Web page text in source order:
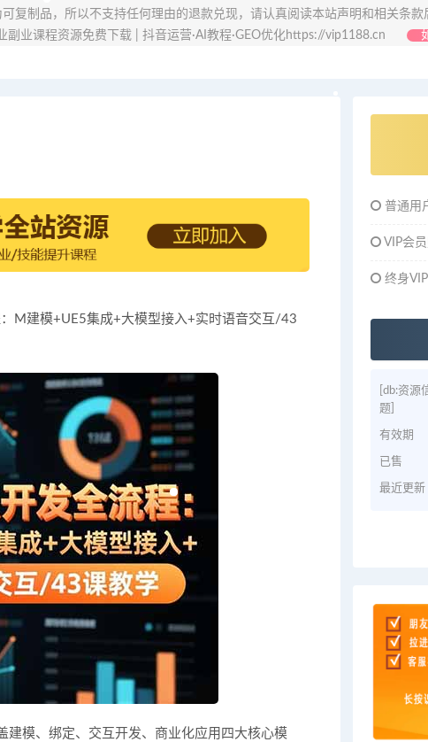
复制品，所以不支持任何理由的退款兑现，请认真阅读本站声明和相关条
副业课程资源免费下载 | 抖音运营·AI教程·GEO优化https://vip1188.cn
M建模+UE5集成+大模型接入+实时语音交互/43
建模、绑定、交互开发、商业化应用‌四大核心模
普通用
VIP会
终身
[db:资源
题]
有效期
已售
最近更新